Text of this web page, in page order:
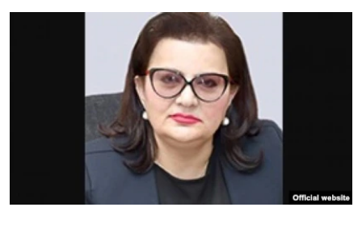
ՊԱՏԵՐԱԶՄԻ 6 ՇԱԲԱԹՆԵՐԸ
ՄԻՋԱԶԳԱՅԻՆ
ՄԵԿՆԱԲԱՆՈՒԹՅՈՒՆ
ՏՏ ԵՒ ԻՆՏԵՐՆԵՏ